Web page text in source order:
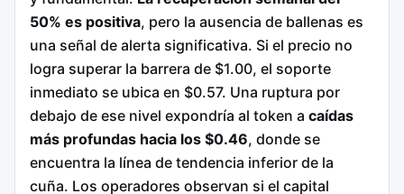
50% es positiva, pero la ausencia de ballenas es
una señal de alerta significativa. Si el precio no
logra superar la barrera de $1.00, el soporte
inmediato se ubica en $0.57. Una ruptura por
debajo de ese nivel expondría al token a caídas
más profundas hacia los $0.46, donde se
encuentra la línea de tendencia inferior de la
cuña. Los operadores observan si el capital